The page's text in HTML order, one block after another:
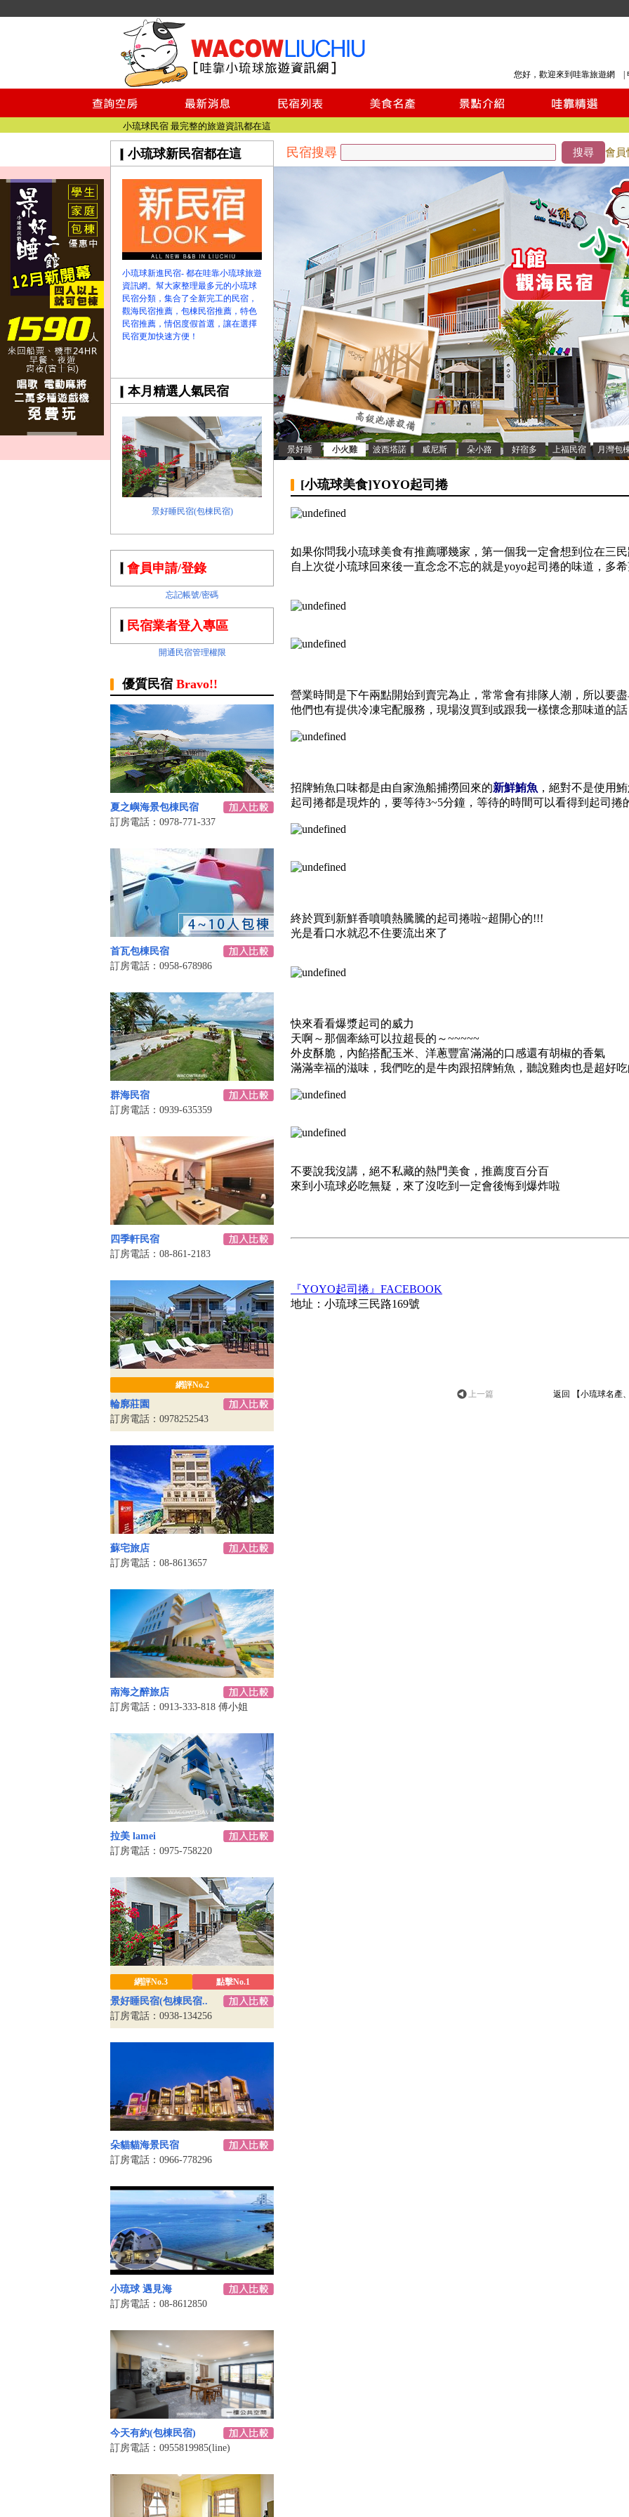
您好，歡迎來到哇靠旅遊網 |
小琉球民宿空房
小琉球民宿
小琉球民宿推薦
【小琉球民宿特約】東港停車場!!看這邊
小琉球民宿 最完整的旅遊資訊都在這
【哇靠小琉球】新版官網熱情開站
小琉球民宿空房
小琉球民宿
小琉球民宿推薦
【小琉球民宿特約】東港停車場!!看這邊
【哇靠小琉球】新版官網熱情開站
【哇靠小琉球粉絲團】即時動態!!
小琉球新民宿都在這
小琉球新進民宿- 都在哇靠小琉球旅遊
資訊網。幫大家整理最多元的小琉球
民宿分類，集合了全新完工的民宿，
觀海民宿推薦，包棟民宿推薦，特色
民宿推薦，情侶度假首選，讓在選擇
民宿更加快速方便！
本月精選人氣民宿
景好睡民宿(包棟民宿)
景好睡 小火雞 波西塔諾 威尼斯 朵小路 好宿多 上福民宿 月灣包
民宿搜尋 搜尋 會員
會員申請/登錄
忘記帳號/密碼
民宿業者登入專區
開通民宿管理權限
優質民宿 Bravo!!
夏之嶼海景包棟民宿
訂房電話：0978-771-337
首瓦包棟民宿
訂房電話：0958-678986
群海民宿
訂房電話：0939-635359
四季軒民宿
訂房電話：08-861-2183
網評No.2
輪廓莊園
訂房電話：0978252543
蘇宅旅店
訂房電話：08-8613657
南海之醉旅店
訂房電話：0913-333-818 傅小姐
拉美 lamei
訂房電話：0975-758220
網評No.3 點擊No.1
景好睡民宿(包棟民宿..
訂房電話：0938-134256
朵貓貓海景民宿
訂房電話：0966-778296
小琉球 遇見海
訂房電話：08-8612850
今天有約(包棟民宿)
訂房電話：0955819985(line)
[小琉球美食]YOYO起司捲
如果你問我小琉球美食有推薦哪幾家，第一個我一定會想到位在三
自上次從小琉球回來後一直念念不忘的就是yoyo起司捲的味道，多
營業時間是下午兩點開始到賣完為止，常常會有排隊人潮，所以要
他們也有提供冷凍宅配服務，現場沒買到或跟我一樣懷念那味道的
招牌鮪魚口味都是由自家漁船捕撈回來的新鮮鮪魚 ，絕對不是使用
起司捲都是現炸的，要等待3~5分鐘，等待的時間可以看得到起司捲
終於買到新鮮香噴噴熱騰騰的起司捲啦~超開心的!!!
光是看口水就忍不住要流出來了
快來看看爆漿起司的威力
天啊～那個牽絲可以拉超長的～~~~~~
外皮酥脆，內餡搭配玉米、洋蔥豐富滿滿的口感還有胡椒的香氣
滿滿幸福的滋味，我們吃的是牛肉跟招牌鮪魚，聽說雞肉也是超好
不要說我沒講，絕不私藏的熱門美食，推薦度百分百
來到小琉球必吃無疑，來了沒吃到一定會後悔到爆炸啦
『YOYO起司捲』FACEBOOK
地址：小琉球三民路169號
上一篇 返回 【小琉球名產